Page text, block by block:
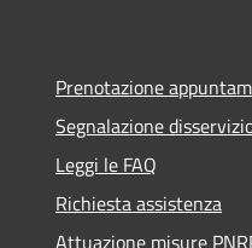
Prenotazione
Segnalazione
Leggi le FAQ
Richiesta assistenza
Attuazione misure